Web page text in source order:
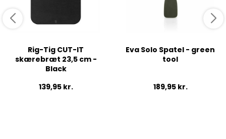
Rig-Tig CUT-IT
skærebræt 23,5 cm -
Black
139,95 kr.
Eva Solo Spatel - green
tool
189,95 kr.